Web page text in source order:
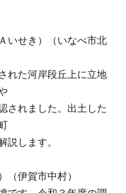
いせき）（いなべ市北
た河岸段丘上に立地
されました。出土した
します。
伊賀市中村）